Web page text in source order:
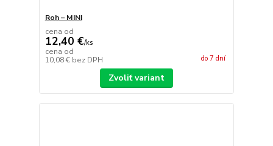
Roh – MINI
cena od
12,40 €/ks
cena od
10,08 € bez DPH do 7 dní
Zvoliť variant